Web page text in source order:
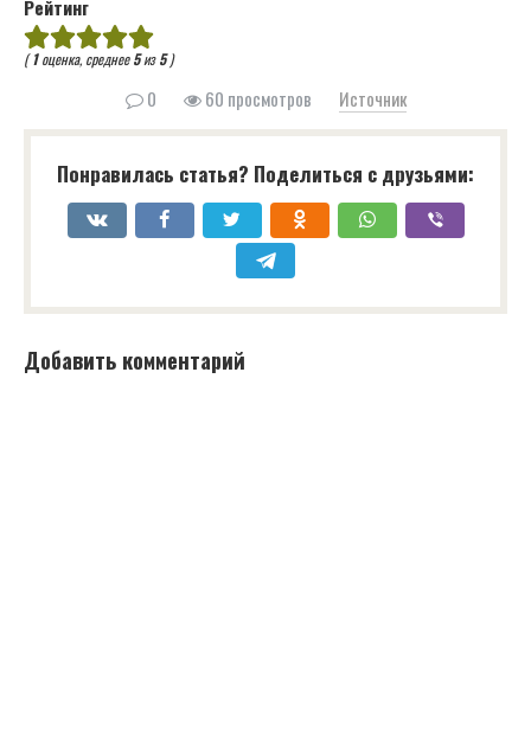
Рейтинг
(1оценка, среднее5из5)
0 60 просмотров Источник
Понравилась статья? Поделиться с друзьями:
Добавить комментарий